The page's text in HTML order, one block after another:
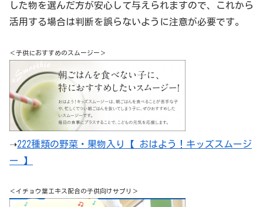
した物を選んだ方が安心して与えられますので、これから
活用する場合は判断を誤らないように注意が必要です。
＜子供におすすめのスムージー＞
➝222種類の野菜・果物入り【 おはよう！キッズスムージ
ー 】
＜イチョウ葉エキス配合の子供向けサプリ＞